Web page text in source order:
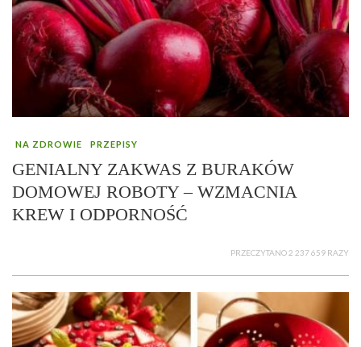
NA ZDROWIE PRZEPISY
GENIALNY ZAKWAS Z BURAKÓW
DOMOWEJ ROBOTY – WZMACNIA
KREW I ODPORNOŚĆ
PRZECZYTANO 2 237 659 RAZY